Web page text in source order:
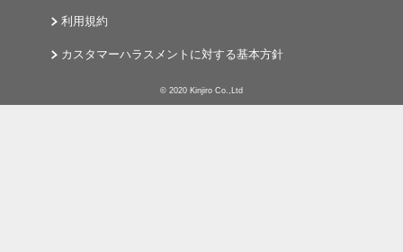
利用規約
カスタマーハラスメントに対する基本方針
© 2020 Kinjiro Co.,Ltd